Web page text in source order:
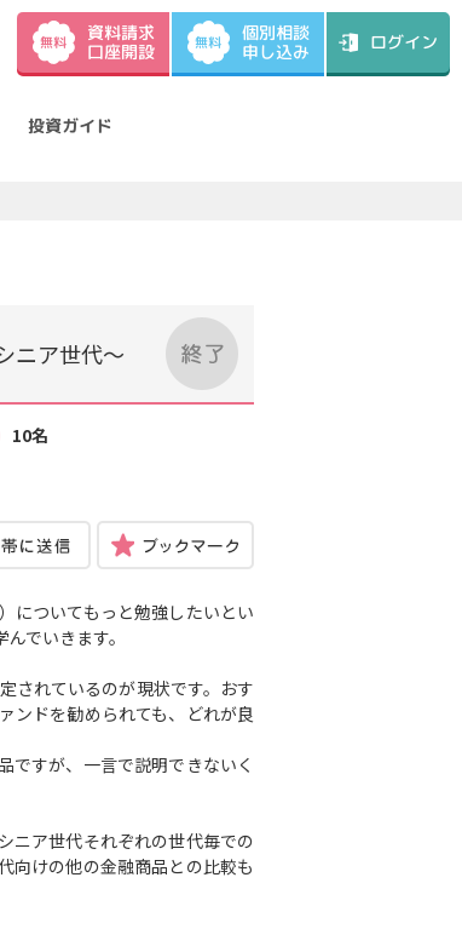
無料 資料請求
口座開設 無料 個別相談
申し込み ログイン
投資ガイド
ニア世代～
10名
についてもっと勉強したいとい
でいきます。
されているのが現状です。おす
ンドを勧められても、どれが良
ですが、一言で説明できないく
ニア世代それぞれの世代毎での
向けの他の金融商品との比較も